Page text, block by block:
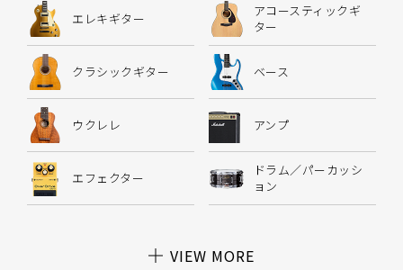
エレキギター
アコースティックギ
ター
クラシックギター ベース
ウクレレ アンプ
エフェクター
ドラム／パーカッシ
ョン
VIEW MORE